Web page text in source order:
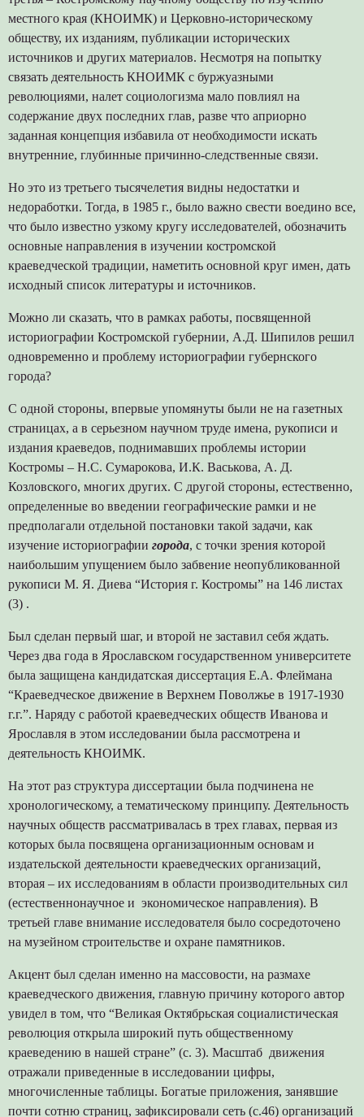
местного края (КНОИМК) и Церковно-историческому
обществу, их изданиям, публикации исторических
источников и других материалов. Несмотря на попытку
связать деятельность КНОИМК с буржуазными
революциями, налет социологизма мало повлиял на
содержание двух последних глав, разве что априорно
заданная концепция избавила от необходимости искать
внутренние, глубинные причинно-следственные связи.
Но это из третьего тысячелетия видны недостатки и
недоработки. Тогда, в 1985 г., было важно свести воедино все,
что было известно узкому кругу исследователей, обозначить
основные направления в изучении костромской
краеведческой традиции, наметить основной круг имен, дать
исходный список литературы и источников.
Можно ли сказать, что в рамках работы, посвященной
историографии Костромской губернии, А.Д. Шипилов решил
одновременно и проблему историографии губернского
города?
С одной стороны, впервые упомянуты были не на газетных
страницах, а в серьезном научном труде имена, рукописи и
издания краеведов, поднимавших проблемы истории
Костромы – Н.С. Сумарокова, И.К. Васькова, А. Д.
Козловского, многих других. С другой стороны, естественно,
определенные во введении географические рамки и не
предполагали отдельной постановки такой задачи, как
изучение историографии города, с точки зрения которой
наибольшим упущением было забвение неопубликованной
рукописи М. Я. Диева “История г. Костромы” на 146 листах
(3) .
Был сделан первый шаг, и второй не заставил себя ждать.
Через два года в Ярославском государственном университете
была защищена кандидатская диссертация Е.А. Флеймана
“Краеведческое движение в Верхнем Поволжье в 1917-1930
г.г.”. Наряду с работой краеведческих обществ Иванова и
Ярославля в этом исследовании была рассмотрена и
деятельность КНОИМК.
На этот раз структура диссертации была подчинена не
хронологическому, а тематическому принципу. Деятельность
научных обществ рассматривалась в трех главах, первая из
которых была посвящена организационным основам и
издательской деятельности краеведческих организаций,
вторая – их исследованиям в области производительных сил
(естественнонаучное и экономическое направления). В
третьей главе внимание исследователя было сосредоточено
на музейном строительстве и охране памятников.
Акцент был сделан именно на массовости, на размахе
краеведческого движения, главную причину которого автор
увидел в том, что “Великая Октябрьская социалистическая
революция открыла широкий путь общественному
краеведению в нашей стране” (с. 3). Масштаб движения
отражали приведенные в исследовании цифры,
многочисленные таблицы. Богатые приложения, занявшие
почти сотню страниц, зафиксировали сеть (с.46) организаций